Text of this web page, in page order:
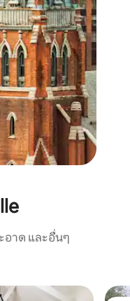
อาด และอื่นๆ